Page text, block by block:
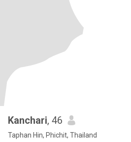
Kanchari, 46
Taphan Hin, Phichit, Thailand